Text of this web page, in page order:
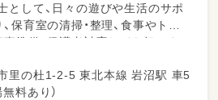
として、日々の遊びや生活のサポ
保育室の清掃・整理、食事やトイ
事準備、保護者対応などを担いま
育環境の中で、子どもたち一人ひ
り向き合える時間が多くありま
や時間は相談可能で、ライフスタ
2-5 東北本線 岩沼駅 車5
料あり）